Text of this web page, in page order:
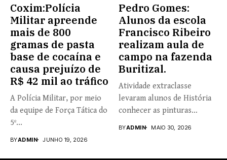
Coxim:Polícia
Militar apreende
mais de 800
gramas de pasta
base de cocaína e
causa prejuízo de
R$ 42 mil ao tráfico
A Polícia Militar, por meio
da equipe de Força Tática do
5º...
BYADMIN JUNHO 19, 2026
Pedro Gomes:
Alunos da escola
Francisco Ribeiro
realizam aula de
campo na fazenda
Buritizal.
Atividade extraclasse
levaram alunos de História
conhecer as pinturas
BYADMIN MAIO 30, 2026